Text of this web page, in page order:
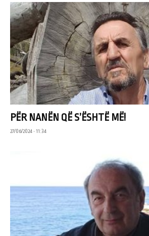
PËR NANËN QË S’ËSHTË MË!
27/06/2024 • 11:34